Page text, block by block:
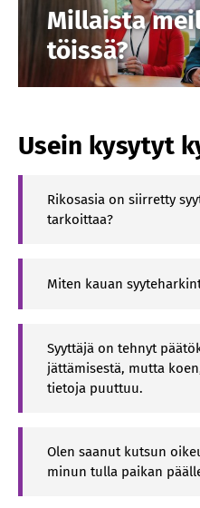
Millaista
töissä?
Usein kysytyt
Rikosasia on siirretty
tarkoittaa?
Miten kauan
Syyttäjä on tehnyt
jättämisestä, mutta
tietoja puuttuu.
Olen saanut kutsun
minun tulla paikan